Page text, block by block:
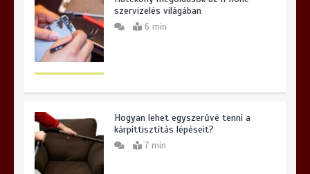
szervizelés világában
6 min
Hogyan lehet egyszerűvé tenni a
kárpittisztítás lépéseit?
7 min